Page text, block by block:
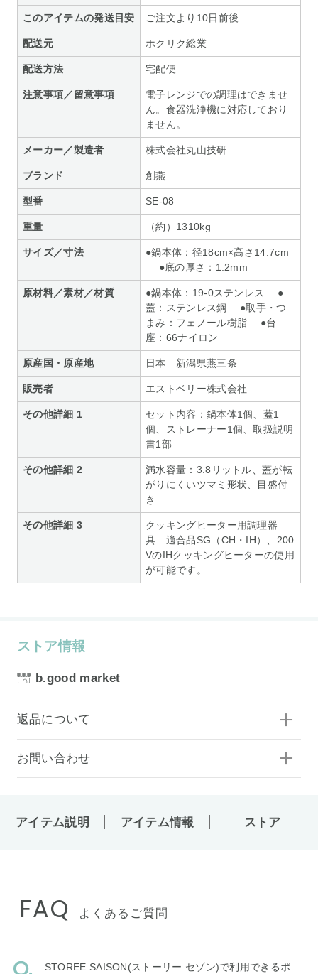
このアイテムの発送目安 ご注文より10日前後
配送元 ホクリク総業
配送方法 宅配便
注意事項／留意事項
電子レンジでの調理はできませ
ん。食器洗浄機に対応しており
ません。
メーカー／製造者 株式会社丸山技研
ブランド 創燕
型番 SE-08
重量 （約）1310kg
サイズ／寸法
●鍋本体：径18cm×高さ14.7cm
●底の厚さ：1.2mm
原材料／素材／材質
●鍋本体：19-0ステンレス ●
蓋：ステンレス鋼 ●取手・つ
まみ：フェノール樹脂 ●台
座：66ナイロン
原産国・原産地 日本 新潟県燕三条
販売者 エストベリー株式会社
その他詳細 1
セット内容：鍋本体1個、蓋1
個、ストレーナー1個、取扱説明
書1部
その他詳細 2
満水容量：3.8リットル、蓋が転
がりにくいツマミ形状、目盛付
き
その他詳細 3
クッキングヒーター用調理器
具 適合品SG（CH・IH）、200
VのIHクッキングヒーターの使用
が可能です。
ストア情報
b.good market
返品について
お問い合わせ
アイテム説明 アイテム情報 ストア
FAQ よくあるご質問
STOREE SAISON(ストーリー セゾン)で利用できるポ